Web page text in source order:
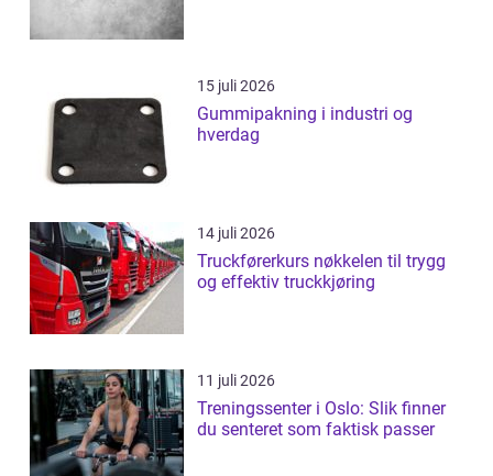
15 juli 2026
Gummipakning i industri og
hverdag
14 juli 2026
Truckførerkurs nøkkelen til trygg
og effektiv truckkjøring
11 juli 2026
Treningssenter i Oslo: Slik finner
du senteret som faktisk passer